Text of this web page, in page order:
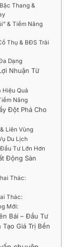
Thang &
& Tiềm Năng
Thụ & BĐS Trải
Dạng
Nhuận Từ
Hiệu Quả
Năng
Đột Phá Cho
Liên Vùng
Du Lịch
Tư Lớn Hơn
Động Sản
Thác:
Thác:
Mới:
Bái – Đầu Tư
Giá Trị Bền